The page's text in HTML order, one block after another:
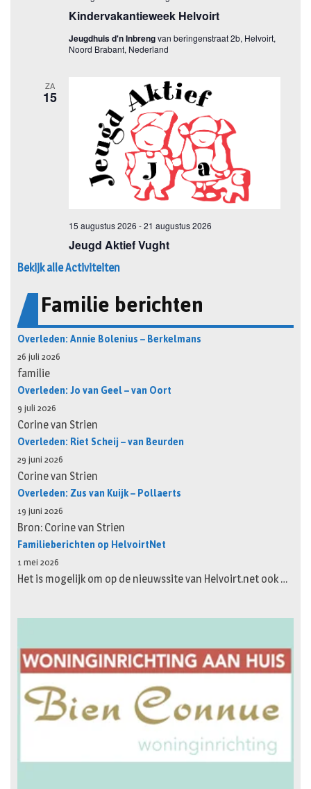
Bekijk alle Activiteiten
Familie berichten
Overleden: Annie Bolenius – Berkelmans
26 juli 2026
familie
Overleden: Jo van Geel – van Oort
9 juli 2026
Corine van Strien
Overleden: Riet Scheij – van Beurden
29 juni 2026
Corine van Strien
Overleden: Zus van Kuijk – Pollaerts
19 juni 2026
Bron: Corine van Strien
Familieberichten op HelvoirtNet
1 mei 2026
Het is mogelijk om op de nieuwssite van Helvoirt.net ook …